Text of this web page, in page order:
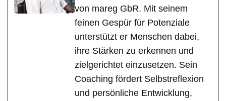
von mareg GbR. Mit seinem
feinen Gespür für Potenziale
unterstützt er Menschen dabei,
ihre Stärken zu erkennen und
zielgerichtet einzusetzen. Sein
Coaching fördert Selbstreflexion
und persönliche Entwicklung,